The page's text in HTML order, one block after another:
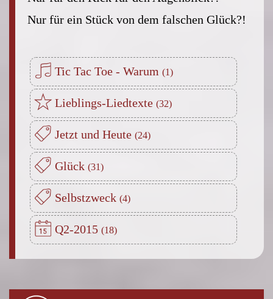
Nur für ein Stück von dem falschen Glück?!
Tic Tac Toe - Warum
Lieblings-Liedtexte
Jetzt und Heute
Glück
Selbstzweck
Q2-2015